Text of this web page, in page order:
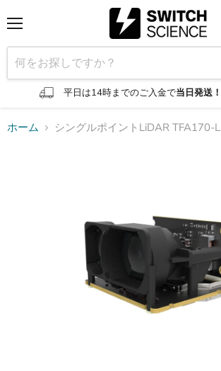
ニ
ュ
ー
平日は14時までのご入金で当日発送！
ホーム シングルポイントLiDAR TFA170-L